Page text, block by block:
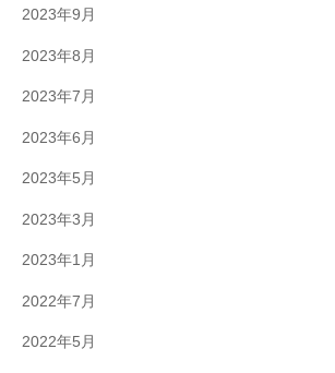
2023年9月
2023年8月
2023年7月
2023年6月
2023年5月
2023年3月
2023年1月
2022年7月
2022年5月